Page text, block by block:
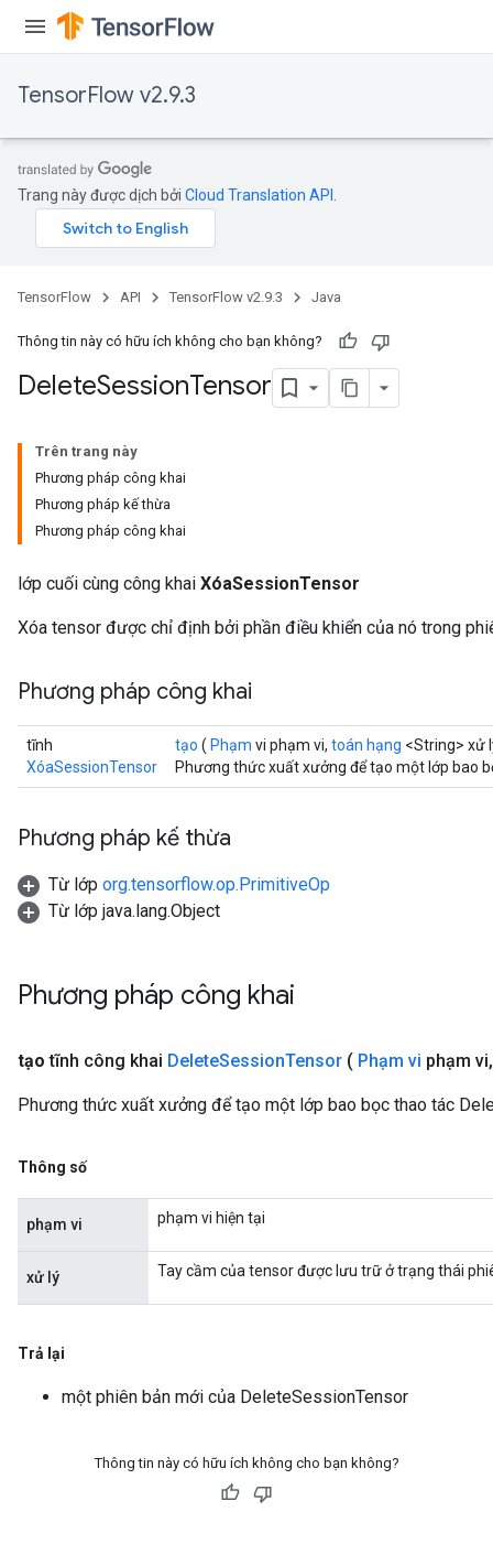
TensorFlow v2.9.3
Trang này được dịch bởi Cloud Translation API
TensorFlow API TensorFlow v2.9.3 Java
Thông tin này có hữu ích không cho bạn không?
DeleteSessionTensor
Trên trang này
Phương pháp công khai
Phương pháp kế thừa
Phương pháp công khai
lớp cuối cùng công khai XóaSessionTensor
Xóa tensor được chỉ định bởi phần điều khiển của nó trong
Phương pháp công khai
tĩnh
XóaSessionTensor
tạo ( Phạm vi phạm vi, toán hạng <String> xử
Phương thức xuất xưởng để tạo một lớp bao
Phương pháp kế thừa
Từ lớp org.tensorflow.op.PrimitiveOp
Từ lớp java.lang.Object
Phương pháp công khai
tạo tĩnh công khai DeleteSessionTensor ( Phạm vi phạm vi,
Phương thức xuất xưởng để tạo một lớp bao bọc thao tác
Thông số
phạm vi phạm vi hiện tại
xử lý Tay cầm của tensor được lưu trữ ở trạng thái
Trả lại
một phiên bản mới của DeleteSessionTensor
Thông tin này có hữu ích không cho bạn không?